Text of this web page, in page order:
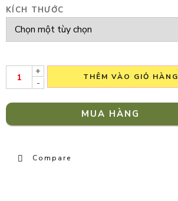
KÍCH THƯỚC
+
-
THÊM VÀO GIỎ HÀNG
MUA HÀNG
Compare